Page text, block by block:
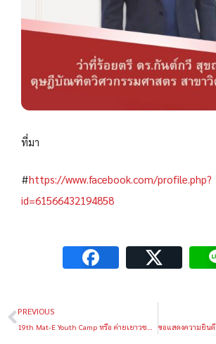
ที่มา
#https://www.facebook.com/profile.php?
id=61566432194858
PREVIOUS